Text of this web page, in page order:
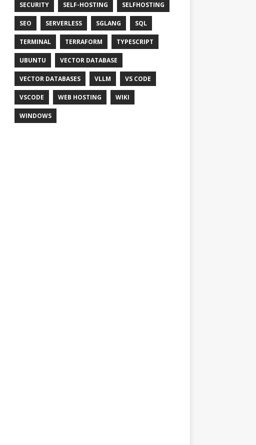
SECURITY SELF-HOSTING SELFHOSTING
SEO SERVERLESS SGLANG SQL
TERMINAL TERRAFORM TYPESCRIPT
UBUNTU VECTOR DATABASE
VECTOR DATABASES VLLM VS CODE
VSCODE WEB HOSTING WIKI
WINDOWS